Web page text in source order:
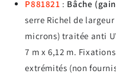
P881821 : Bâche
serre Richel de
microns) traitée anti
7 m x 6,12 m.
extrémités (non